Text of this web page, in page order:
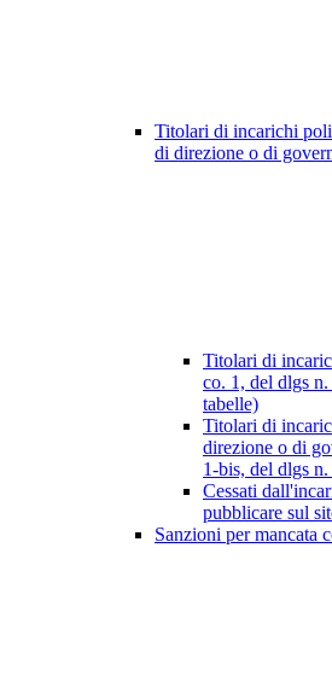
Titolari di incarichi
di direzione o di
Titolari di
co. 1, del dlgs
tabelle)
Titolari di
direzione o di
1-bis, del dlgs
Cessati
pubblicare sul
Sanzioni per mancata